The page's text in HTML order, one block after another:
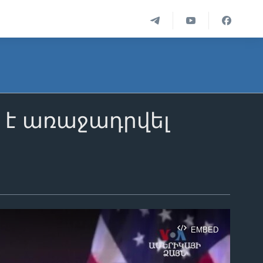
առաջադրվել
EMBED